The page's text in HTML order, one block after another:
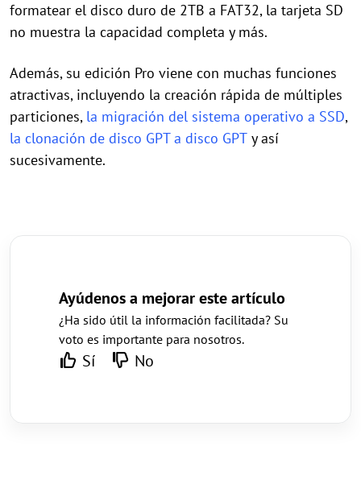
formatear el disco duro de 2TB a FAT32, la tarjeta SD
no muestra la capacidad completa y más.
Además, su edición Pro viene con muchas funciones
atractivas, incluyendo la creación rápida de múltiples
particiones, la migración del sistema operativo a SSD,
la clonación de disco GPT a disco GPT y así
sucesivamente.
Ayúdenos a mejorar este artículo
¿Ha sido útil la información facilitada? Su
voto es importante para nosotros.
Sí No